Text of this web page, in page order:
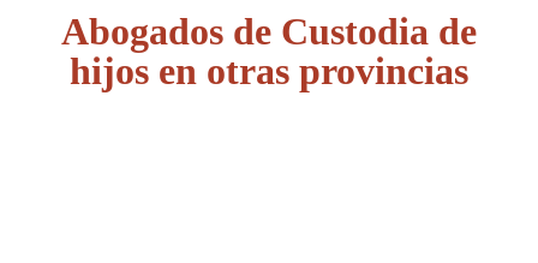
Abogados de Custodia de
hijos en otras provincias